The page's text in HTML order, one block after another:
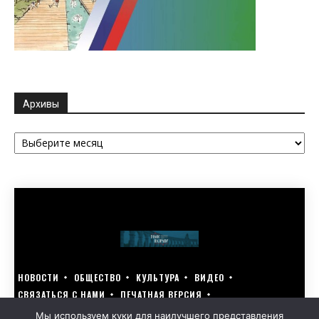
Архивы
Архивы
НОВОСТИ ОБЩЕСТВО КУЛЬТУРА
ВИДЕО
СВЯЗАТЬСЯ С НАМИ
ПЕЧАТНАЯ ВЕРСИЯ
ГОЛОСУЙ ЗА БЛАГОУСТРОЙСТВО СВОЕГО ГОРОДА 15–17 МАРТА
Мы используем куки для наилучшего представления